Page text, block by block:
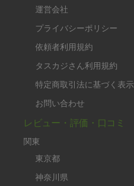
運営会社
プライバシーポリシー
依頼者利用規約
タスカジさん利用規約
特定商取引法に基づく表示
お問い合わせ
レビュー・評価・口コミ
関東
東京都
神奈川県